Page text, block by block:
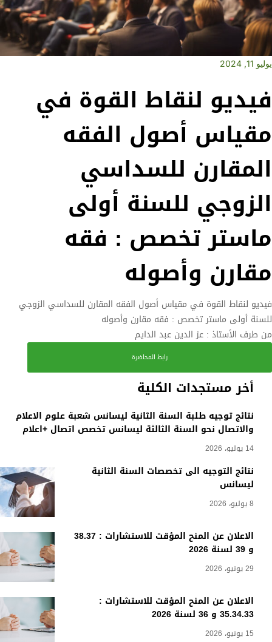
أخر مستجدات الكلية
نتائج توجيه طلبة السنة الثانية ليسانس شعبة علوم الاعلام
والاتصال نحو السنة الثالثة ليسانس تخصص اتصال +اعلام
14 يوليو، 2026
نتائج التوجيه الى تخصصات السنة الثانية
ليسانس
8 يوليو، 2026
الاعلان عن المنح المؤقت للاستشارات : 38.37
و 39 لسنة 2026
29 يونيو، 2026
الاعلان عن المنح المؤقت للاستشارات :
35.34.33 و 36 لسنة 2026
15 يونيو، 2026
يوليو 11, 2024
فيديو لنقاط القوة في
مقياس أصول الفقه
المقارن للسداسي
الزوجي للسنة أولى
ماستر تخصص : فقه
مقارن وأصوله
فيديو لنقاط القوة في مقياس أصول الفقه المقارن للسداسي الزوجي
للسنة أولى ماستر تخصص : فقه مقارن وأصوله
من طرف الأستاذ : عز الدين عبد الدايم
رابط المحاضرة